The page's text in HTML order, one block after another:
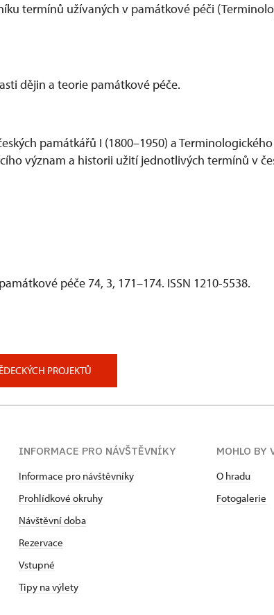
termínů užívaných v památkové péči
dějin a teorie památkové péče.
památkářů I (1800–1950) a Terminologického
význam a historii užití jednotlivých termínů v
péče 74, 3, 171–174. ISSN 1210-5538.
PROJEKTŮ
INFORMACE PRO NÁVŠTĚVNÍKY
Informace pro návštěvníky
Prohlídkové okruhy
Návštěvní doba
Rezervace
Vstupné
Tipy na výlety
MOHLO BY
O hradu
Fotogalerie